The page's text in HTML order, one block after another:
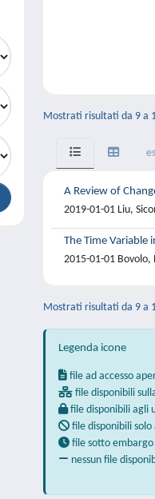
Mostrati risultati da 9 a
A Review of
2019-01-01 Liu,
The Time Variable
2015-01-01 Bovolo,
Mostrati risultati da 9 a
Legenda icone
file ad accesso
file disponibili
file disponibili agli
file disponibili
file sotto embargo
nessun file